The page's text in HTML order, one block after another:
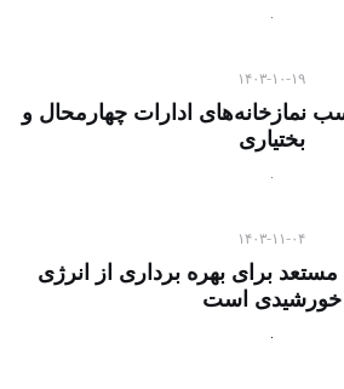
۱۴۰۳-۱۰-۱۹
نمازخانه‌های ادارات چهارمحال و
بختیاری
۱۴۰۳-۱۱-۰۴
برای بهره‌ برداری از انرژی
خورشیدی است